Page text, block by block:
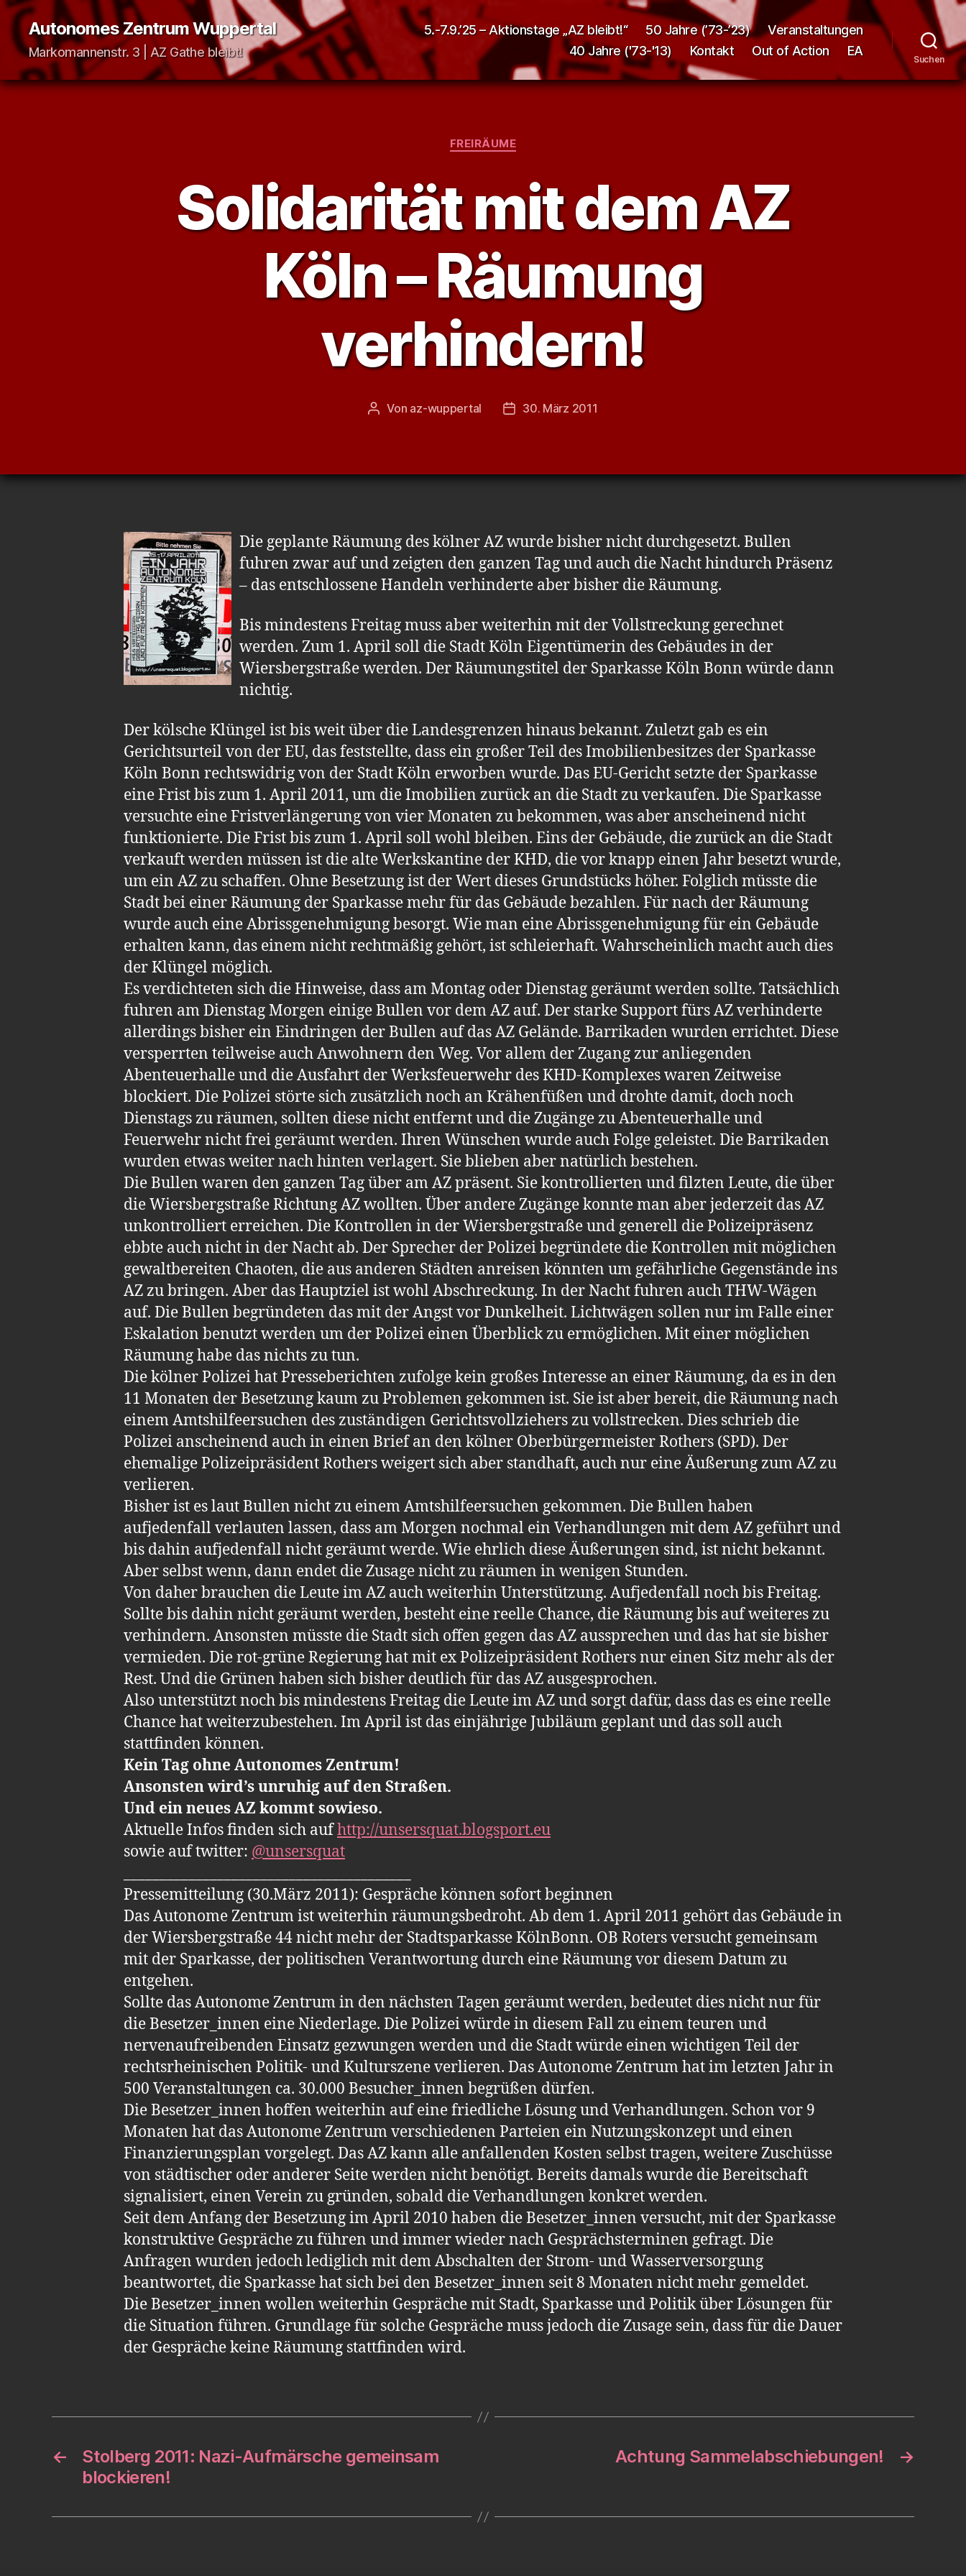
Autonomes Zentrum Wuppertal
Markomannenstr. 3 | AZ Gathe bleibt!
5.-7.9.’25 – Aktionstage „AZ bleibt!“ 50 Jahre (’73-’23)
Veranstaltungen
40 Jahre ('73-'13)
Kontakt Out of Action EA
Suchen
Kategorien
FREIRÄUME
Solidarität mit dem AZ
Köln – Räumung
verhindern!
Beitragsautor
Von az-wuppertal Veröffentlichungsdatum
30. März 2011
Die geplante Räumung des kölner AZ wurde bisher nicht durchgesetzt. Bullen
fuhren zwar auf und zeigten den ganzen Tag und auch die Nacht hindurch Präsenz
– das entschlossene Handeln verhinderte aber bisher die Räumung.
Bis mindestens Freitag muss aber weiterhin mit der Vollstreckung gerechnet
werden. Zum 1. April soll die Stadt Köln Eigentümerin des Gebäudes in der
Wiersbergstraße werden. Der Räumungstitel der Sparkasse Köln Bonn würde dann
nichtig.
Der kölsche Klüngel ist bis weit über die Landesgrenzen hinaus bekannt. Zuletzt gab es ein
Gerichtsurteil von der EU, das feststellte, dass ein großer Teil des Imobilienbesitzes der Sparkasse
Köln Bonn rechtswidrig von der Stadt Köln erworben wurde. Das EU-Gericht setzte der Sparkasse
eine Frist bis zum 1. April 2011, um die Imobilien zurück an die Stadt zu verkaufen. Die Sparkasse
versuchte eine Fristverlängerung von vier Monaten zu bekommen, was aber anscheinend nicht
funktionierte. Die Frist bis zum 1. April soll wohl bleiben. Eins der Gebäude, die zurück an die Stadt
verkauft werden müssen ist die alte Werkskantine der KHD, die vor knapp einen Jahr besetzt wurde,
um ein AZ zu schaffen. Ohne Besetzung ist der Wert dieses Grundstücks höher. Folglich müsste die
Stadt bei einer Räumung der Sparkasse mehr für das Gebäude bezahlen. Für nach der Räumung
wurde auch eine Abrissgenehmigung besorgt. Wie man eine Abrissgenehmigung für ein Gebäude
erhalten kann, das einem nicht rechtmäßig gehört, ist schleierhaft. Wahrscheinlich macht auch dies
der Klüngel möglich.
Es verdichteten sich die Hinweise, dass am Montag oder Dienstag geräumt werden sollte. Tatsächlich
fuhren am Dienstag Morgen einige Bullen vor dem AZ auf. Der starke Support fürs AZ verhinderte
allerdings bisher ein Eindringen der Bullen auf das AZ Gelände. Barrikaden wurden errichtet. Diese
versperrten teilweise auch Anwohnern den Weg. Vor allem der Zugang zur anliegenden
Abenteuerhalle und die Ausfahrt der Werksfeuerwehr des KHD-Komplexes waren Zeitweise
blockiert. Die Polizei störte sich zusätzlich noch an Krähenfüßen und drohte damit, doch noch
Dienstags zu räumen, sollten diese nicht entfernt und die Zugänge zu Abenteuerhalle und
Feuerwehr nicht frei geräumt werden. Ihren Wünschen wurde auch Folge geleistet. Die Barrikaden
wurden etwas weiter nach hinten verlagert. Sie blieben aber natürlich bestehen.
Die Bullen waren den ganzen Tag über am AZ präsent. Sie kontrollierten und filzten Leute, die über
die Wiersbergstraße Richtung AZ wollten. Über andere Zugänge konnte man aber jederzeit das AZ
unkontrolliert erreichen. Die Kontrollen in der Wiersbergstraße und generell die Polizeipräsenz
ebbte auch nicht in der Nacht ab. Der Sprecher der Polizei begründete die Kontrollen mit möglichen
gewaltbereiten Chaoten, die aus anderen Städten anreisen könnten um gefährliche Gegenstände ins
AZ zu bringen. Aber das Hauptziel ist wohl Abschreckung. In der Nacht fuhren auch THW-Wägen
auf. Die Bullen begründeten das mit der Angst vor Dunkelheit. Lichtwägen sollen nur im Falle einer
Eskalation benutzt werden um der Polizei einen Überblick zu ermöglichen. Mit einer möglichen
Räumung habe das nichts zu tun.
Die kölner Polizei hat Presseberichten zufolge kein großes Interesse an einer Räumung, da es in den
11 Monaten der Besetzung kaum zu Problemen gekommen ist. Sie ist aber bereit, die Räumung nach
einem Amtshilfeersuchen des zuständigen Gerichtsvollziehers zu vollstrecken. Dies schrieb die
Polizei anscheinend auch in einen Brief an den kölner Oberbürgermeister Rothers (SPD). Der
ehemalige Polizeipräsident Rothers weigert sich aber standhaft, auch nur eine Äußerung zum AZ zu
verlieren.
Bisher ist es laut Bullen nicht zu einem Amtshilfeersuchen gekommen. Die Bullen haben
aufjedenfall verlauten lassen, dass am Morgen nochmal ein Verhandlungen mit dem AZ geführt und
bis dahin aufjedenfall nicht geräumt werde. Wie ehrlich diese Äußerungen sind, ist nicht bekannt.
Aber selbst wenn, dann endet die Zusage nicht zu räumen in wenigen Stunden.
Von daher brauchen die Leute im AZ auch weiterhin Unterstützung. Aufjedenfall noch bis Freitag.
Sollte bis dahin nicht geräumt werden, besteht eine reelle Chance, die Räumung bis auf weiteres zu
verhindern. Ansonsten müsste die Stadt sich offen gegen das AZ aussprechen und das hat sie bisher
vermieden. Die rot-grüne Regierung hat mit ex Polizeipräsident Rothers nur einen Sitz mehr als der
Rest. Und die Grünen haben sich bisher deutlich für das AZ ausgesprochen.
Also unterstützt noch bis mindestens Freitag die Leute im AZ und sorgt dafür, dass das es eine reelle
Chance hat weiterzubestehen. Im April ist das einjährige Jubiläum geplant und das soll auch
stattfinden können.
Kein Tag ohne Autonomes Zentrum!
Ansonsten wird’s unruhig auf den Straßen.
Und ein neues AZ kommt sowieso.
Aktuelle Infos finden sich aufhttp://unsersquat.blogsport.eu
sowie auf twitter: @unsersquat
Pressemitteilung (30.März 2011): Gespräche können sofort beginnen
Das Autonome Zentrum ist weiterhin räumungsbedroht. Ab dem 1. April 2011 gehört das Gebäude in
der Wiersbergstraße 44 nicht mehr der Stadtsparkasse KölnBonn. OB Roters versucht gemeinsam
mit der Sparkasse, der politischen Verantwortung durch eine Räumung vor diesem Datum zu
entgehen.
Sollte das Autonome Zentrum in den nächsten Tagen geräumt werden, bedeutet dies nicht nur für
die Besetzer_innen eine Niederlage. Die Polizei würde in diesem Fall zu einem teuren und
nervenaufreibenden Einsatz gezwungen werden und die Stadt würde einen wichtigen Teil der
rechtsrheinischen Politik- und Kulturszene verlieren. Das Autonome Zentrum hat im letzten Jahr in
500 Veranstaltungen ca. 30.000 Besucher_innen begrüßen dürfen.
Die Besetzer_innen hoffen weiterhin auf eine friedliche Lösung und Verhandlungen. Schon vor 9
Monaten hat das Autonome Zentrum verschiedenen Parteien ein Nutzungskonzept und einen
Finanzierungsplan vorgelegt. Das AZ kann alle anfallenden Kosten selbst tragen, weitere Zuschüsse
von städtischer oder anderer Seite werden nicht benötigt. Bereits damals wurde die Bereitschaft
signalisiert, einen Verein zu gründen, sobald die Verhandlungen konkret werden.
Seit dem Anfang der Besetzung im April 2010 haben die Besetzer_innen versucht, mit der Sparkasse
konstruktive Gespräche zu führen und immer wieder nach Gesprächsterminen gefragt. Die
Anfragen wurden jedoch lediglich mit dem Abschalten der Strom- und Wasserversorgung
beantwortet, die Sparkasse hat sich bei den Besetzer_innen seit 8 Monaten nicht mehr gemeldet.
Die Besetzer_innen wollen weiterhin Gespräche mit Stadt, Sparkasse und Politik über Lösungen für
die Situation führen. Grundlage für solche Gespräche muss jedoch die Zusage sein, dass für die Dauer
der Gespräche keine Räumung stattfinden wird.
←
Stolberg 2011: Nazi-Aufmärsche gemeinsam
blockieren!
→
Achtung Sammelabschiebungen!